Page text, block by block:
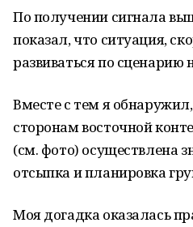
По получении сигнала
показал, что ситуация,
развиваться по сценарию
Вместе с тем я
сторонам восточной
(см. фото) осуществлена
отсыпка и планировка
Моя догадка оказалась